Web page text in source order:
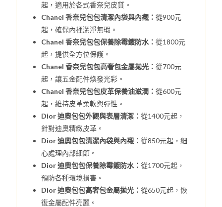
起，適用於各式香奈兒皮質。
Chanel 香奈兒包包清潔內袋與內襯：從900元
起，確保內裡潔淨無瑕。
Chanel 香奈兒包包保養除霉鍍防水：從1800元
起，提供全方位保護。
Chanel 香奈兒包包高奢包金屬拋光：從700元
起，讓五金配件煥發光彩。
Chanel 香奈兒包包皮革保養油滋潤：從600元
起，維持皮革柔軟與彈性。
Dior 迪奧包包外觀與表層清潔：從1400元起，
針對迪奧精緻皮革。
Dior 迪奧包包清潔內袋與內襯：從850元起，細
心處理內部細節。
Dior 迪奧包包保養除霉鍍防水：從1700元起，
預防各種環境損害。
Dior 迪奧包包高奢包金屬拋光：從650元起，恢
復金屬配件亮麗。